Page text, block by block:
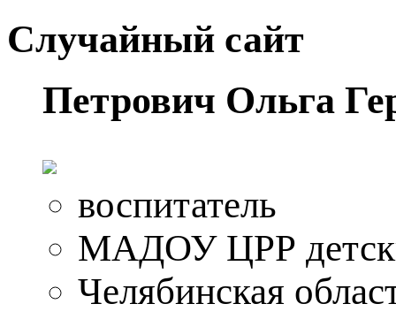
Случайный сайт
Петрович Ольга
воспитатель
МАДОУ ЦРР
Челябинская